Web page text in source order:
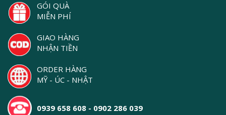
GÓI QUÀ
MIỄN PHÍ
GIAO HÀNG
NHẬN TIỀN
ORDER HÀNG
MỸ - ÚC - NHẬT
0939 658 608 - 0902 286 039